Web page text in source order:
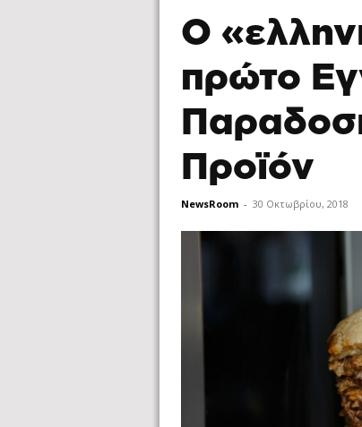
Ο
πρώτο
Προϊόν
NewsRoom - 30 Οκτωβρίου, 2018